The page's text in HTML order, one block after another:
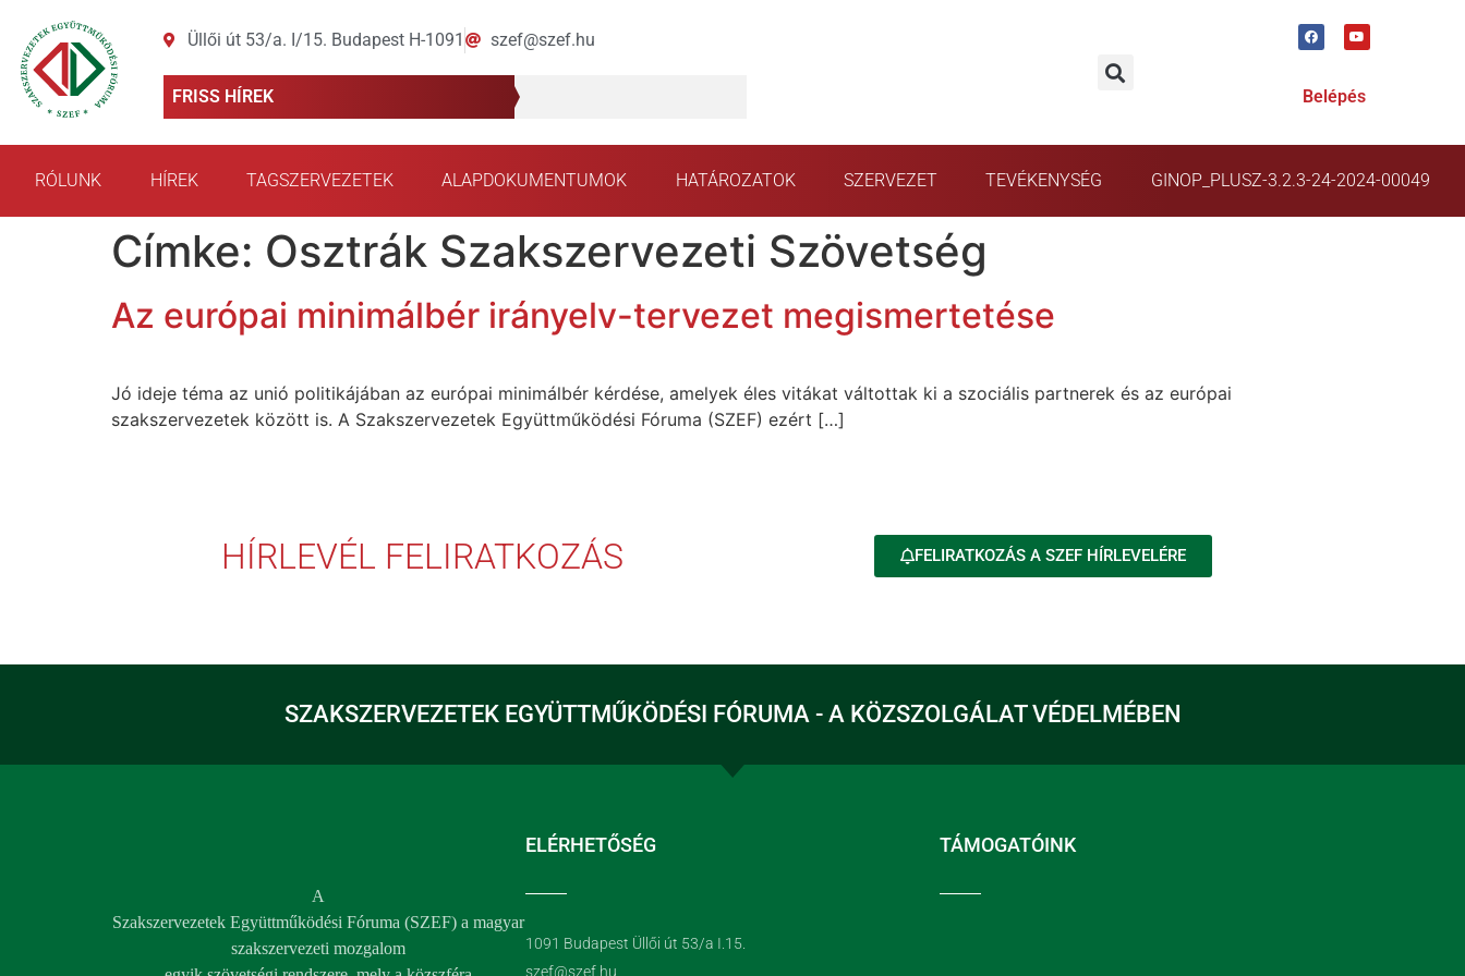
Üllői út 53/a. I/15. Budapest H-1091 szef@szef.hu
FRISS HÍREK Belépés
RÓLUNK HÍREK TAGSZERVEZETEK ALAPDOKUMENTUMOK HATÁROZATOK SZERVEZET TEVÉKENYSÉG GINOP_PLUSZ-3.2.3-24-2024-00049
Címke: Osztrák Szakszervezeti Szövetség
Az európai minimálbér irányelv-tervezet megismertetése
Jó ideje téma az unió politikájában az európai minimálbér kérdése, amelyek éles vitákat váltottak ki a szociális partnerek és az európai
szakszervezetek között is. A Szakszervezetek Együttműködési Fóruma (SZEF) ezért […]
HÍRLEVÉL FELIRATKOZÁS FELIRATKOZÁS A SZEF HÍRLEVELÉRE
SZAKSZERVEZETEK EGYÜTTMŰKÖDÉSI FÓRUMA - A KÖZSZOLGÁLAT VÉDELMÉBEN
A
Szakszervezetek Együttműködési Fóruma (SZEF) a magyar
szakszervezeti mozgalom
ELÉRHETŐSÉG
1091 Budapest Üllői út 53/a I.15.
szef@szef.hu
TÁMOGATÓINK